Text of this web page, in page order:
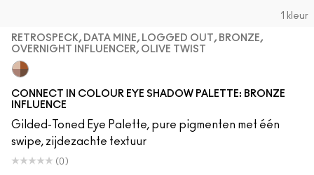
1 kleur
RETROSPECK, DATA MINE, LOGGED OUT, BRONZE,
OVERNIGHT INFLUENCER, OLIVE TWIST
CONNECT IN COLOUR EYE SHADOW PALETTE: BRONZE
INFLUENCE
Gilded-Toned Eye Palette, pure pigmenten met één
swipe, zijdezachte textuur
(0)